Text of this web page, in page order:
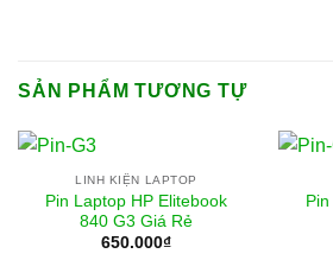
SẢN PHẨM TƯƠNG TỰ
LINH KIỆN LAPTOP
Pin Laptop HP Elitebook
840 G3 Giá Rẻ
650.000₫